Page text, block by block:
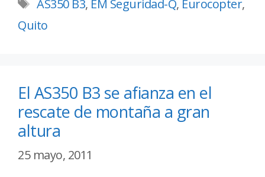
AS350 B3, EM Seguridad-Q, Eurocopter,
Quito
El AS350 B3 se afianza en el
rescate de montaña a gran
altura
25 mayo, 2011